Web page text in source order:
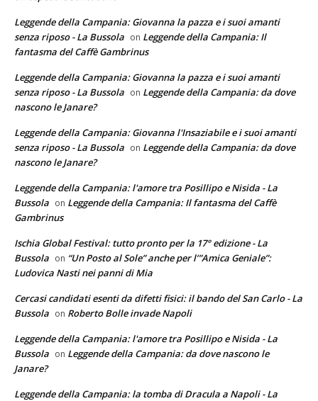
Leggende della Campania: Giovanna la pazza e i suoi amanti
senza riposo - La Bussola on Leggende della Campania: Il
fantasma del Caffè Gambrinus
Leggende della Campania: Giovanna la pazza e i suoi amanti
senza riposo - La Bussola on Leggende della Campania: da dove
nascono le Janare?
Leggende della Campania: Giovanna l'Insaziabile e i suoi amanti
senza riposo - La Bussola on Leggende della Campania: da dove
nascono le Janare?
Leggende della Campania: l'amore tra Posillipo e Nisida - La
Bussola on Leggende della Campania: Il fantasma del Caffè
Gambrinus
Ischia Global Festival: tutto pronto per la 17° edizione - La
Bussola on “Un Posto al Sole” anche per l’”Amica Geniale”:
Ludovica Nasti nei panni di Mia
Cercasi candidati esenti da difetti fisici: il bando del San Carlo - La
Bussola on Roberto Bolle invade Napoli
Leggende della Campania: l'amore tra Posillipo e Nisida - La
Bussola on Leggende della Campania: da dove nascono le
Janare?
Leggende della Campania: la tomba di Dracula a Napoli - La